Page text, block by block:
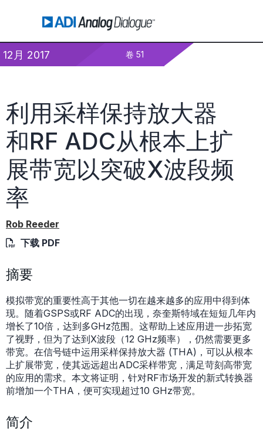
12月 2017 卷 51
利用采样保持放大器
和RF ADC从根本上扩
展带宽以突破X波段频
率
Rob Reeder
下载 PDF
摘要
模拟带宽的重要性高于其他一切在越来越多的应用中得到体
现。随着GSPS或RF ADC的出现，奈奎斯特域在短短几年内
增长了10倍，达到多GHz范围。这帮助上述应用进一步拓宽
了视野，但为了达到X波段（12 GHz频率），仍然需要更多
带宽。在信号链中运用采样保持放大器 (THA)，可以从根本
上扩展带宽，使其远远超出ADC采样带宽，满足苛刻高带宽
的应用的需求。本文将证明，针对RF市场开发的新式转换器
前增加一个THA，便可实现超过10 GHz带宽。
简介